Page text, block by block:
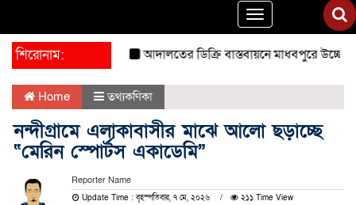
Toggle
navigation
শিরোনাম: আদালতের ডিক্রি বাস্তবায়নে মাধবপুরে উচ্ছেদ অভিযান।
Home তথ্যকণিকা
নন্দীগ্রামে এলাকাবাসীর মাঝে আলো ছড়াচ্ছে
“মেরিন স্পোর্টস একাডেমি”
Reporter Name
Update Time : বৃহস্পতিবার, ৭ মে, ২০২৬ ২১১ Time View